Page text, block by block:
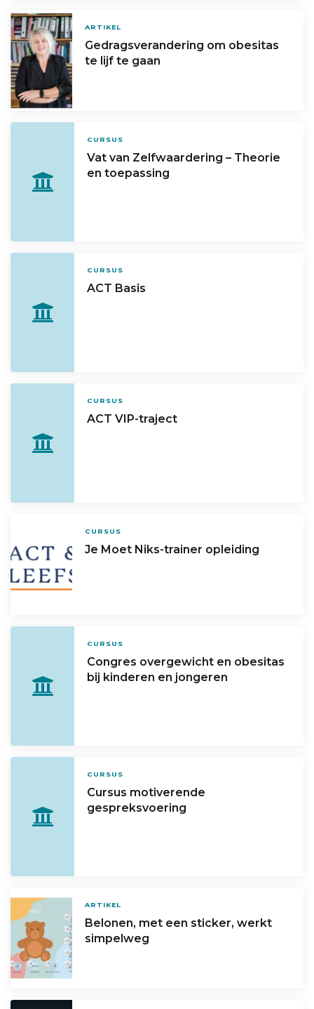
ARTIKEL
Gedragsverandering om obesitas
te lijf te gaan
CURSUS
Vat van Zelfwaardering – Theorie
en toepassing
CURSUS
ACT Basis
CURSUS
ACT VIP-traject
CURSUS
Je Moet Niks-trainer opleiding
CURSUS
Congres overgewicht en obesitas
bij kinderen en jongeren
CURSUS
Cursus motiverende
gespreksvoering
ARTIKEL
Belonen, met een sticker, werkt
simpelweg